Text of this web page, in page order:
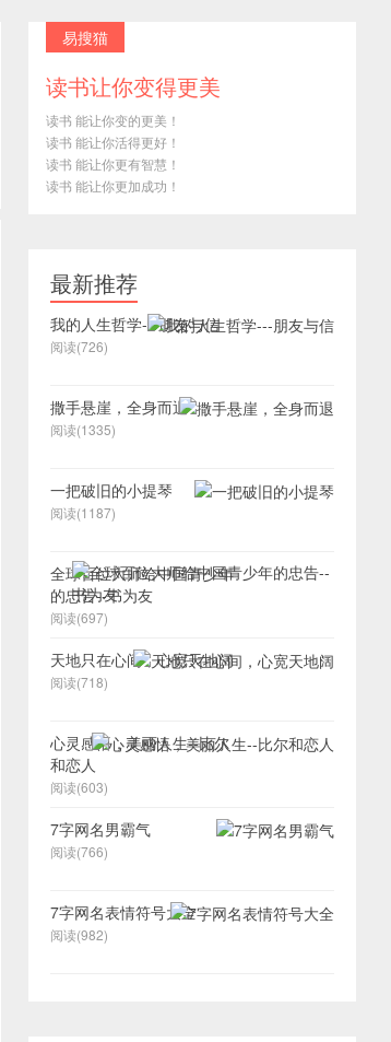
易搜猫
读书让你变得更美
读书 能让你变的更美！
读书 能让你活得更好！
读书 能让你更有智慧！
读书 能让你更加成功！
最新推荐
我的人生哲学---朋友与信
阅读(726)
撒手悬崖，全身而退
阅读(1335)
一把破旧的小提琴
阅读(1187)
全球百位大师给中国青少年
的忠告--书为友
阅读(697)
天地只在心间，心宽天地阔
阅读(718)
心灵感悟，美丽人生--比尔
和恋人
阅读(603)
7字网名男霸气
阅读(766)
7字网名表情符号大全
阅读(982)